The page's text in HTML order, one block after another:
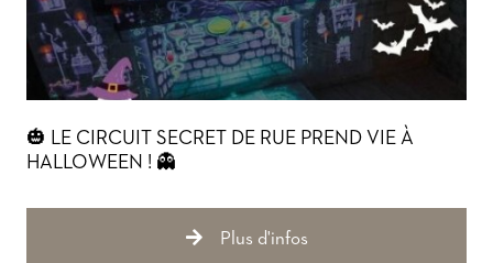
🎃 LE CIRCUIT SECRET DE RUE PREND VIE À
HALLOWEEN ! 👻
Plus d'infos